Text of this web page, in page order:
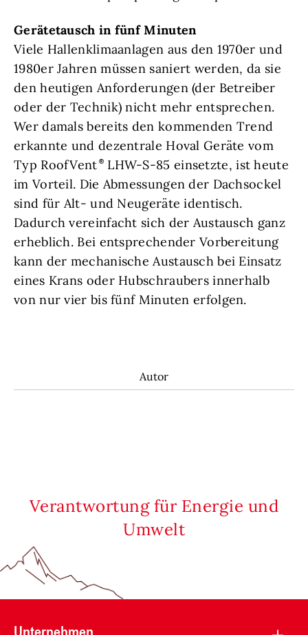
Gerätetausch in fünf Minuten
Viele Hallenklimaanlagen aus den 1970er und
1980er Jahren müssen saniert werden, da sie
den heutigen Anforderungen (der Betreiber
oder der Technik) nicht mehr entsprechen.
Wer damals bereits den kommenden Trend
erkannte und dezentrale Hoval Geräte vom
Typ RoofVent LHW-S-85 einsetzte, ist heute
im Vorteil. Die Abmessungen der Dachsockel
sind für Alt- und Neugeräte identisch.
Dadurch vereinfacht sich der Austausch ganz
erheblich. Bei entsprechender Vorbereitung
kann der mechanische Austausch bei Einsatz
eines Krans oder Hubschraubers innerhalb
von nur vier bis fünf Minuten erfolgen.
Autor
Verantwortung für Energie und
Umwelt